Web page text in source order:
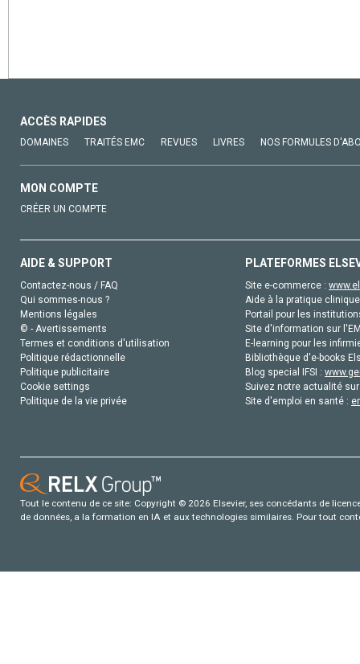
ACCÈS RAPIDES
DOMAINES TRAITÉS EMC REVUES LIVRES NOS FORMULES
MON COMPTE
CRÉER UN COMPTE
AIDE & SUPPORT
Contactez-nous / FAQ
Qui sommes-nous ?
Mentions légales
© - Avertissements
Termes et conditions d'utilisation
Politique rédactionnelle
Politique publicitaire
Cookie settings
Politique de la vie privée
PLATEFORMES
Site e-commerce :
Aide à la pratique
Portail pour les
Site d'information sur
E-learning pour les
Bibliothèque d'e-books
Blog special IFSI :
Suivez notre actualité
Site d'emploi en santé :
Tout le contenu de ce site: Copyright © 2026 Elsevier, ses concédants de
de données, a la formation en IA et aux technologies similaires. Pour tout